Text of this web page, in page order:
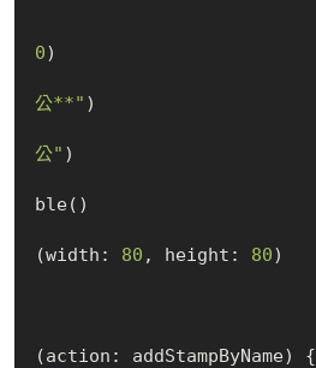
0)
公**" )
公" )
ble()
(width: 80 , height: 80)
(action: addStampByName) {